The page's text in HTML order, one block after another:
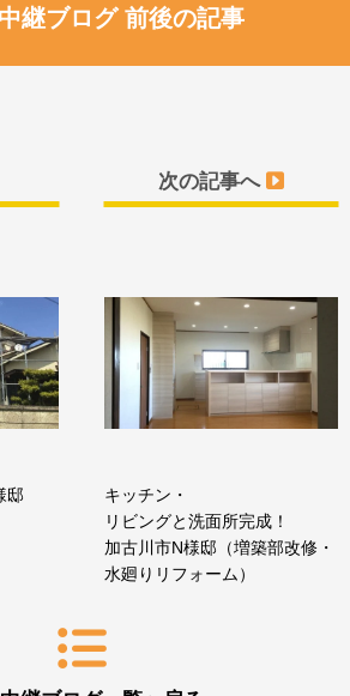
継ブログ 前後の記事
邸
次の記事へ
キッチン・
リビングと洗面所完成！
加古川市N様邸（増築部改修・
水廻りリフォーム）